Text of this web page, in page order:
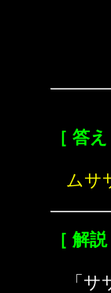
［ 答え
ムサ
［ 解説
「